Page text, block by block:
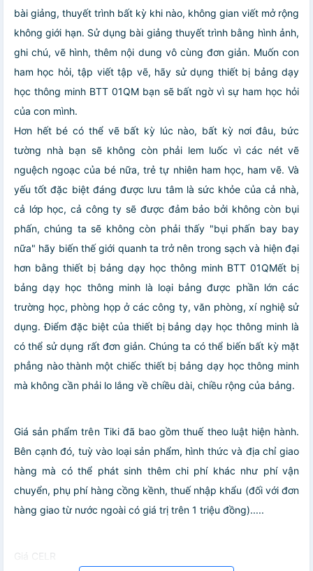
bài giảng, thuyết trình bất kỳ khi nào, không gian viết mở rộng
không giới hạn. Sử dụng bài giảng thuyết trình bằng hình ảnh,
ghi chú, vẽ hình, thêm nội dung vô cùng đơn giản. Muốn con
ham học hỏi, tập viết tập vẽ, hãy sử dụng thiết bị bảng dạy
học thông minh BTT 01QM bạn sẽ bất ngờ vì sự ham học hỏi
của con mình.
Hơn hết bé có thể vẽ bất kỳ lúc nào, bất kỳ nơi đâu, bức
tường nhà bạn sẽ không còn phải lem luốc vì các nét vẽ
nguệch ngoạc của bé nữa, trẻ tự nhiên ham học, ham vẽ. Và
yếu tốt đặc biệt đáng được lưu tâm là sức khỏe của cả nhà,
cả lớp học, cả công ty sẽ được đảm bảo bởi không còn bụi
phấn, chúng ta sẽ không còn phải thấy "bụi phấn bay bay
nữa" hãy biến thế giới quanh ta trở nên trong sạch và hiện đại
hơn bằng thiết bị bảng dạy học thông minh BTT 01QMết bị
bảng dạy học thông minh là loại bảng được phần lớn các
trường học, phòng họp ở các công ty, văn phòng, xí nghiệ sử
dụng. Điểm đặc biệt của thiết bị bảng dạy học thông minh là
có thể sử dụng rất đơn giản. Chúng ta có thể biến bất kỳ mặt
phẳng nào thành một chiếc thiết bị bảng dạy học thông minh
mà không cần phải lo lắng về chiều dài, chiều rộng của bảng.
Giá sản phẩm trên Tiki đã bao gồm thuế theo luật hiện hành.
Bên cạnh đó, tuỳ vào loại sản phẩm, hình thức và địa chỉ giao
hàng mà có thể phát sinh thêm chi phí khác như phí vận
chuyển, phụ phí hàng cồng kềnh, thuế nhập khẩu (đối với đơn
hàng giao từ nước ngoài có giá trị trên 1 triệu đồng).....
Giá CELR